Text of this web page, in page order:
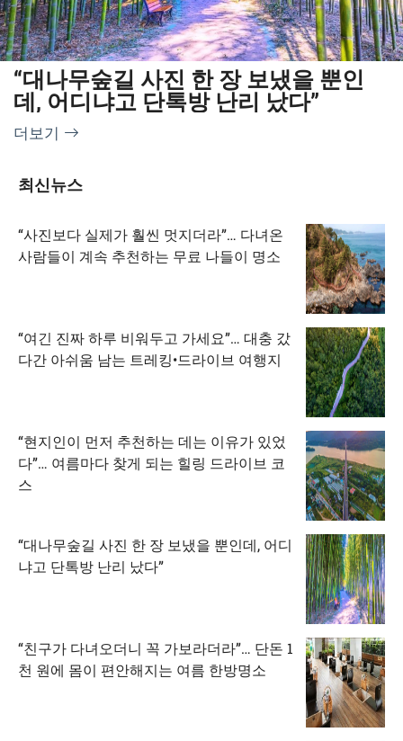
“대나무숲길 사진 한 장 보냈을 뿐인
데, 어디냐고 단톡방 난리 났다”
더보기
최신뉴스
“사진보다 실제가 훨씬 멋지더라”… 다녀온
사람들이 계속 추천하는 무료 나들이 명소
“여긴 진짜 하루 비워두고 가세요”… 대충 갔
다간 아쉬움 남는 트레킹•드라이브 여행지
“현지인이 먼저 추천하는 데는 이유가 있었
다”… 여름마다 찾게 되는 힐링 드라이브 코
스
“대나무숲길 사진 한 장 보냈을 뿐인데, 어디
냐고 단톡방 난리 났다”
“친구가 다녀오더니 꼭 가보라더라”… 단돈 1
천 원에 몸이 편안해지는 여름 한방명소